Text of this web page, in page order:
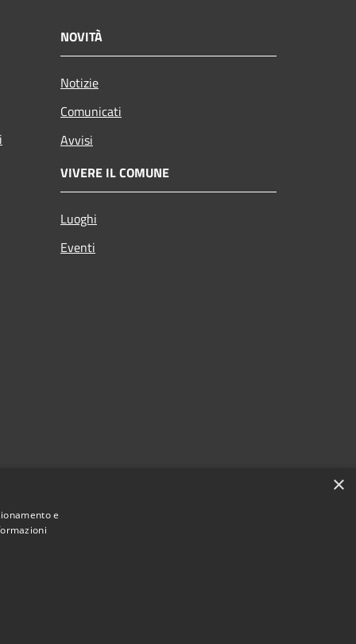
NOVITÀ
Notizie
Comunicati
Avvisi
VIVERE IL COMUNE
Luoghi
Eventi
×
e